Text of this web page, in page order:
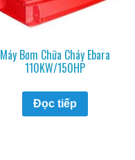
Máy Bơm Chữa Cháy Ebara
110KW/150HP
Đọc tiếp